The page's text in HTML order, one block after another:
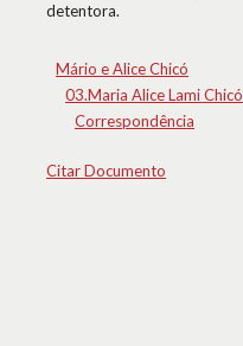
detentora.
Mário e Alice Chicó
03.Maria Alice Lami Chicó
Correspondência
Citar Documento